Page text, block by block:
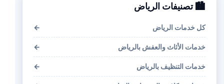
🏙️ تصنيفات الرياض
كل خدمات الرياض ←
خدمات الأثاث والعفش بالرياض ←
خدمات التنظيف بالرياض ←